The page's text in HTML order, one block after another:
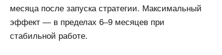
месяца после запуска стратегии. Максимальный
эффект — в пределах 6–9 месяцев при
стабильной работе.